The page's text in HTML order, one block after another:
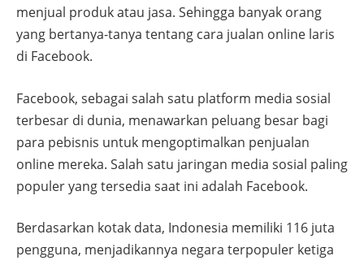
menjual produk atau jasa. Sehingga banyak orang
yang bertanya-tanya tentang cara jualan online laris
di Facebook.
Facebook, sebagai salah satu platform media sosial
terbesar di dunia, menawarkan peluang besar bagi
para pebisnis untuk mengoptimalkan penjualan
online mereka. Salah satu jaringan media sosial paling
populer yang tersedia saat ini adalah Facebook.
Berdasarkan kotak data, Indonesia memiliki 116 juta
pengguna, menjadikannya negara terpopuler ketiga